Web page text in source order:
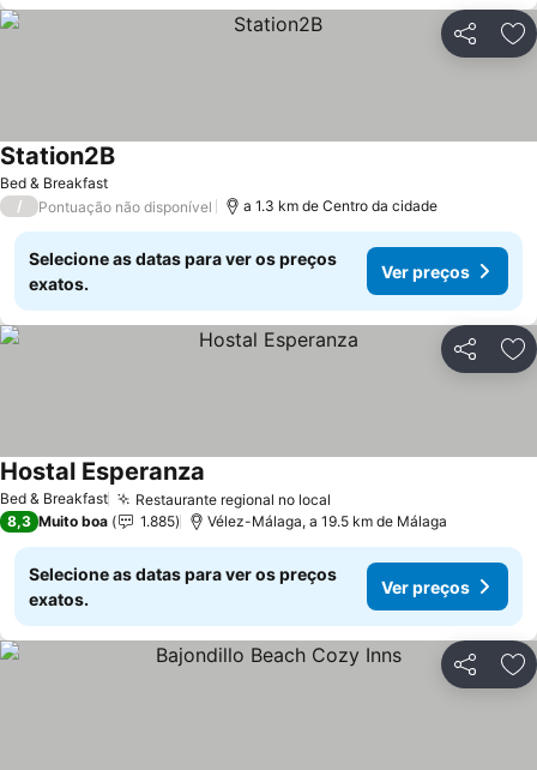
Partilhar
Bed & Breakfast
Station2B
/ Pontuação não disponível a 1.3 km de Centro da cidade
Selecione as datas para ver os preços
exatos.
Ver preços
Partilhar
Bed & Breakfast Restaurante regional no local
Hostal Esperanza
8,3 Muito boa 1.885 Vélez-Málaga, a 19.5 km de Málaga
Selecione as datas para ver os preços
exatos.
Ver preços
Partilhar